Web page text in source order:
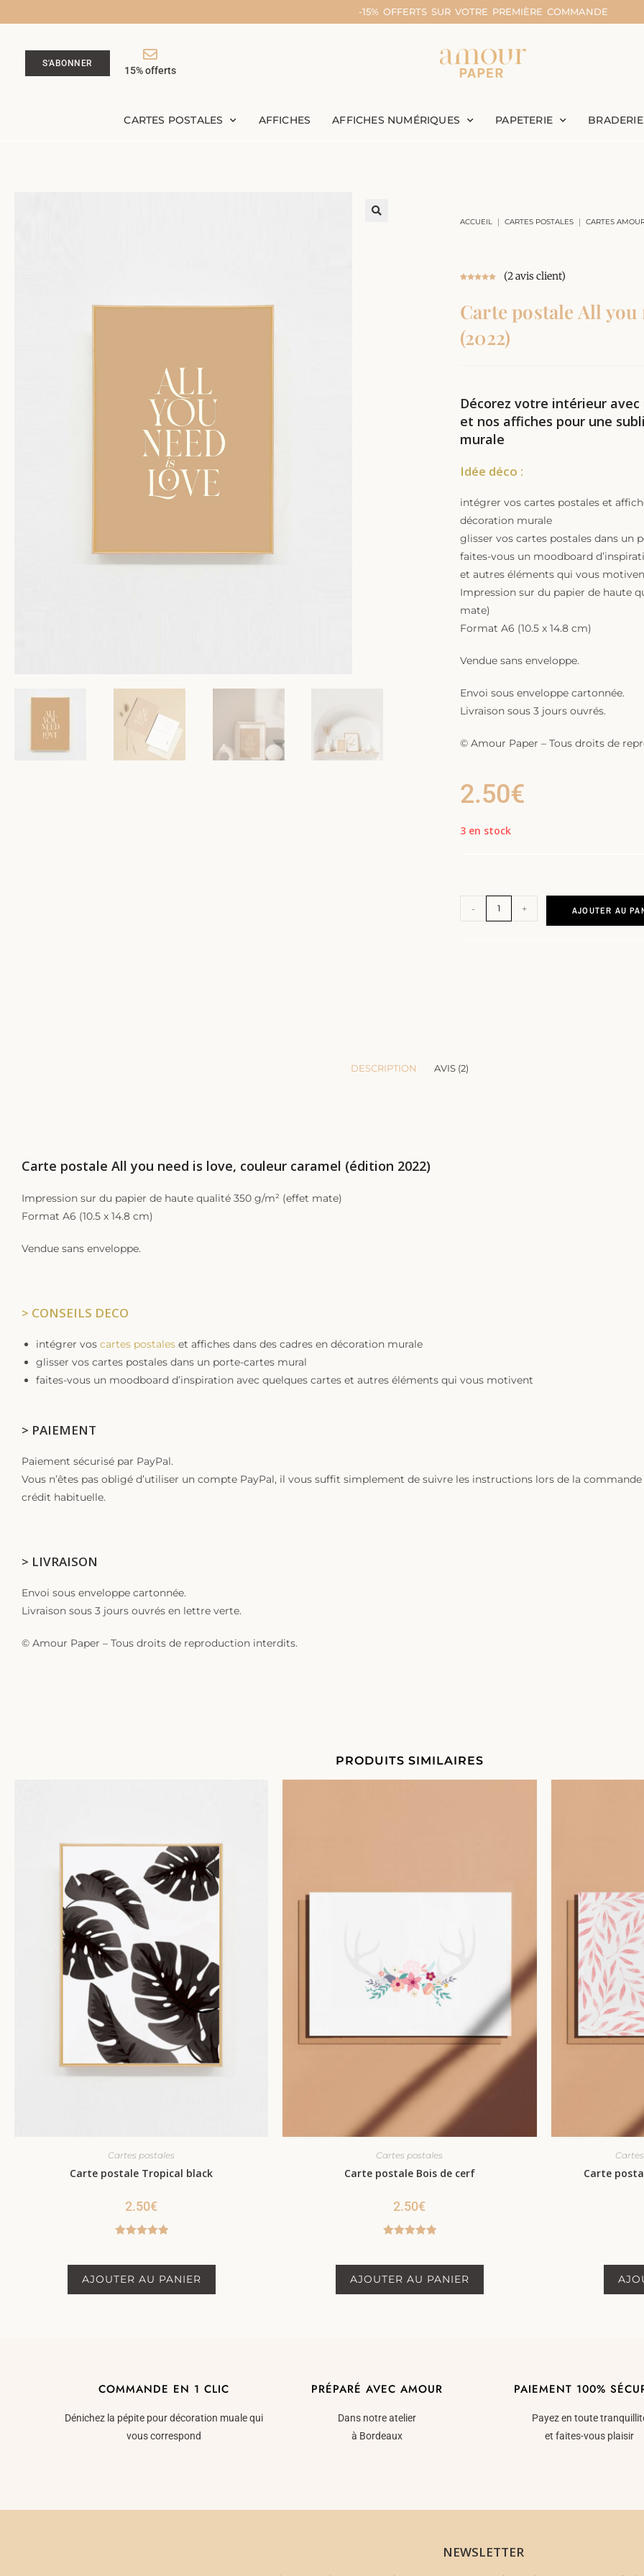
-15% OFFERTS SUR VOTRE PREMIÈRE COMMANDE
S'ABONNER
15% offerts
CARTES POSTALES AFFICHES AFFICHES NUMÉRIQUES PAPETERIE BRADERIE
ACCUEIL | CARTES POSTALES | CARTES
basé sur
notations
client
(2avis client)
Carte postale All you
(2022)
Décorez votre intérieur
et nos affiches pour une
murale
Idée déco :
intégrer vos cartes postales et
décoration murale
glisser vos cartes postales dans un
faites-vous un moodboard
et autres éléments qui vous
Impression sur du papier de haute
mate)
Format A6 (10.5 x 14.8 cm)
Vendue sans enveloppe.
Envoi sous enveloppe cartonnée.
Livraison sous 3 jours ouvrés.
© Amour Paper – Tous droits de
2.50€
3 en stock
- + AJOUTER AU
DESCRIPTION AVIS (2)
Carte postale All you need is love, couleur caramel (édition 2022)
Impression sur du papier de haute qualité 350 g/m² (effet mate)
Format A6 (10.5 x 14.8 cm)
Vendue sans enveloppe.
> CONSEILS DECO
intégrer vos cartes postales et affiches dans des cadres en décoration murale
glisser vos cartes postales dans un porte-cartes mural
faites-vous un moodboard d’inspiration avec quelques cartes et autres éléments qui vous motivent
> PAIEMENT
Paiement sécurisé par PayPal.
Vous n’êtes pas obligé d’utiliser un compte PayPal, il vous suffit simplement de suivre les instructions lors de la
crédit habituelle.
> LIVRAISON
Envoi sous enveloppe cartonnée.
Livraison sous 3 jours ouvrés en lettre verte.
© Amour Paper – Tous droits de reproduction interdits.
PRODUITS SIMILAIRES
Cartes postales
Carte postale Tropical black
2.50€
AJOUTER AU PANIER
Cartes postales
Carte postale Bois de cerf
2.50€
AJOUTER AU PANIER
Carte
COMMANDE EN 1 CLIC
Dénichez la pépite pour décoration muale qui
vous correspond
PRÉPARÉ AVEC AMOUR
Dans notre atelier
à Bordeaux
PAIEMENT 100%
Payez en toute
et faites-vous plaisir
NEWSLETTER